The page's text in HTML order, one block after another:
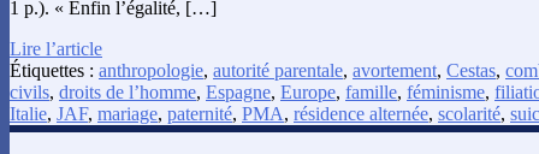
1 p.). « Enfin l’égalité, […]
Lire l’article
Étiquettes : anthropologie, autorité parentale, avortement, Cestas,
civils, droits de l’homme, Espagne, Europe, famille, féminisme,
Italie, JAF, mariage, paternité, PMA, résidence alternée, scolarité,